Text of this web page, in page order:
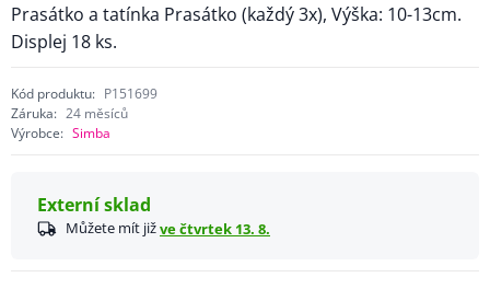
Prasátko a tatínka Prasátko (každý 3x), Výška: 10-13cm.
Displej 18 ks.
Kód produktu: P151699
Záruka: 24 měsíců
Výrobce: Simba
Externí sklad
Můžete mít jižve čtvrtek 13. 8.